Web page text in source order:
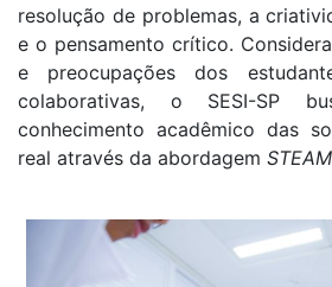
resolução de problemas, a
e o pensamento crítico.
e preocupações dos
colaborativas, o SESI-SP
conhecimento acadêmico das
real através da abordagem STEAM